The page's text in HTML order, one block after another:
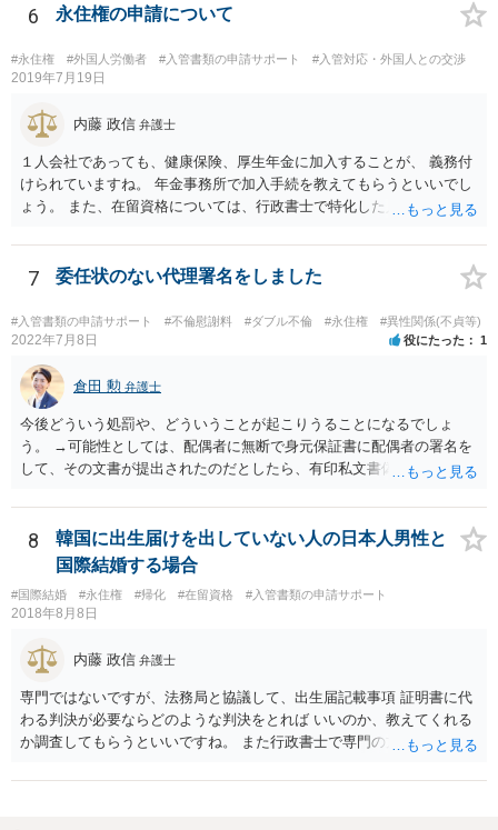
とになります。 期間は通常９０日、３０日、あるいは１５日ですが、
今はコロナもあり刻々と状況が変わっているので、事前に外務省や大
使館に問い合わせたほうがいいかもしれません。ネットでの情報収集
もしたほうがいいと思います
6 永住権の申請について
#永住権 #外国人労働者 #入管書類の申請サポート #入管対応・外国人との交渉
2019年7月19日
内藤 政信 弁護士
１人会社であっても、健康保険、厚生年金に加入することが、 義務付
けられていますね。 年金事務所で加入手続を教えてもらうといいでし
ょう。 また、在留資格については、行政書士で特化した人が何人も い
人は少ないですね。
7 委任状のない代理署名をしました
#入管書類の申請サポート #不倫慰謝料 #ダブル不倫 #永住権 #異性関係(不貞等)
2022年7月8日 役にたった 1
倉田 勲 弁護士
今後どういう処罰や、どういうことが起こりうることになるでしょ
う。 →可能性としては、配偶者に無断で身元保証書に配偶者の署名を
して、その文書が提出されたのだとしたら、有印私文書偽造・同行使
規定されています。
8
韓国に出生届けを出していない人の日本人男性と
国際結婚する場合
#国際結婚 #永住権 #帰化 #在留資格 #入管書類の申請サポート
2018年8月8日
内藤 政信 弁護士
専門ではないですが、法務局と協議して、出生届記載事項 証明書に代
わる判決が必要ならどのような判決をとれば いいのか、教えてくれる
か調査してもらうといいですね。 また行政書士で専門の方がいそうな